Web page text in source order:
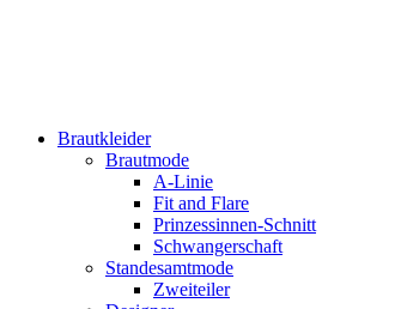
Brautkleider
Brautmode
A-Linie
Fit and Flare
Prinzessinnen-Schnitt
Schwangerschaft
Standesamtmode
Zweiteiler